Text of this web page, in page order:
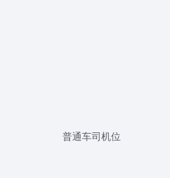
普通车司机位